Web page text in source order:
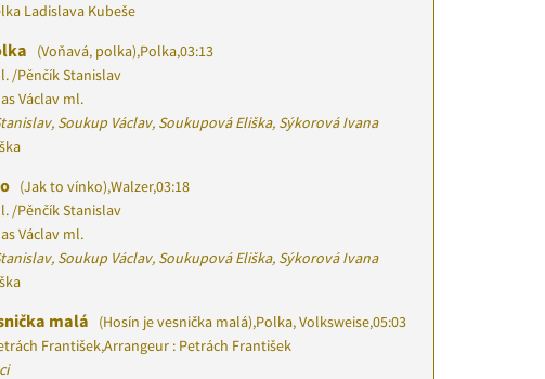
Ladislava Kubeše
(Voňavá, polka),Polka,03:13
/Pěnčík Stanislav
Václav ml.
Soukup Václav, Soukupová Eliška, Sýkorová Ivana
(Jak to vínko),Walzer,03:18
/Pěnčík Stanislav
Václav ml.
Soukup Václav, Soukupová Eliška, Sýkorová Ivana
malá (Hosín je vesnička malá),Polka, Volksweise,05:03
František,Arrangeur : Petrách František